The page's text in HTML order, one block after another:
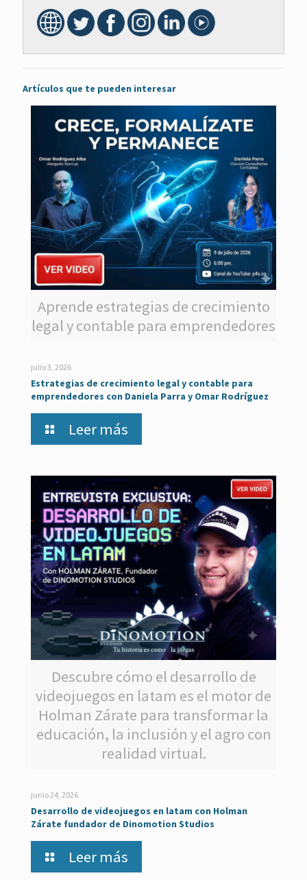
Artículos que te pueden interesar
Aprende estrategias de crecimiento
legal y contable para emprendedores
julio 3, 2026
Estrategias de crecimiento legal y contable para
emprendedores con Daniela Parra y Omar Rodríguez
Leer más
Descubre cómo el desarrollo de
videojuegos en latam es el motor de
Holman Zárate para transformar la
educación, la inclusión y el agro con
realidad virtual.
junio 24, 2026
Desarrollo de videojuegos en latam con Holman
Zárate fundador de Dinomotion Studios
Leer más